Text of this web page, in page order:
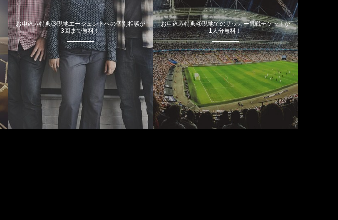
お申込み特典③現地エージェントへの個別相談が
3回まで無料！
お申込み特典④現地でのサッカー観戦チケットが
1人分無料！